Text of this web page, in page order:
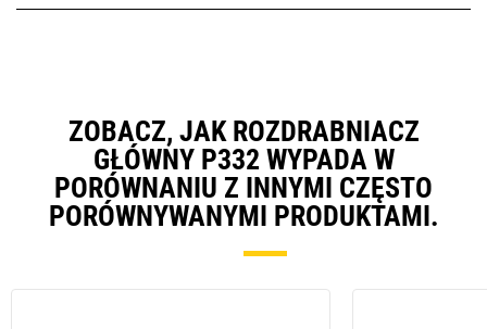
ZOBACZ, JAK ROZDRABNIACZ
GŁÓWNY P332 WYPADA W
PORÓWNANIU Z INNYMI CZĘSTO
PORÓWNYWANYMI PRODUKTAMI.